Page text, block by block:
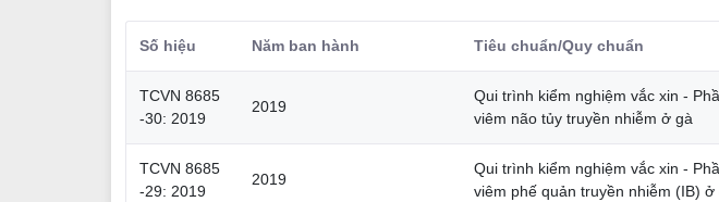
Số hiệu Năm ban hành Tiêu chuẩn/Quy chuẩn
TCVN 8685
-30: 2019
2019
Qui trình kiểm nghiệm vắc xin -
viêm não tủy truyền nhiễm ở gà
TCVN 8685
-29: 2019
2019
Qui trình kiểm nghiệm vắc xin -
viêm phế quản truyền nhiễm (IB) ở